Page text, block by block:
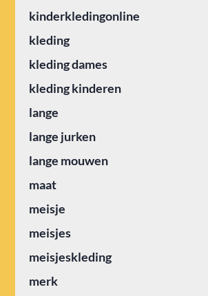
kinderkledingonline
kleding
kleding dames
kleding kinderen
lange
lange jurken
lange mouwen
maat
meisje
meisjes
meisjeskleding
merk